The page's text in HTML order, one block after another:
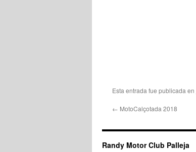
Esta entrada fue publicada en
← MotoCalçotada 2018
Randy Motor Club Palleja